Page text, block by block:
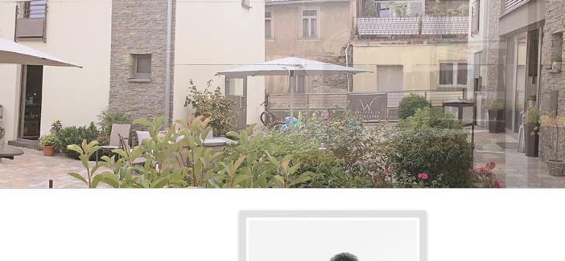
WEINGUT DATZ & LADENBURGER WEINE
WEINGUT F.E. SCHOTT
WEINGUT FRANZ JÄCKEL
WEINGUT HERMANN HEINRICH PEITZ
WEINGUT JOHANNISHOF
WEINGUT JOSEF JAECKEL